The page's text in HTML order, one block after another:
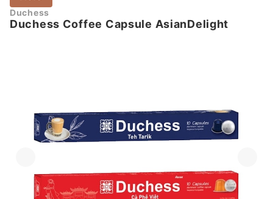
Duchess
Duchess Coffee Capsule AsianDelight